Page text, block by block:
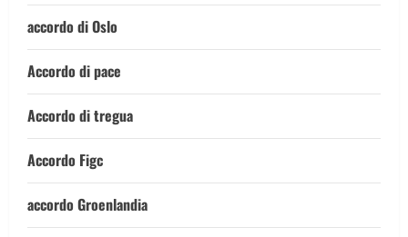
accordo di Oslo
Accordo di pace
Accordo di tregua
Accordo Figc
accordo Groenlandia